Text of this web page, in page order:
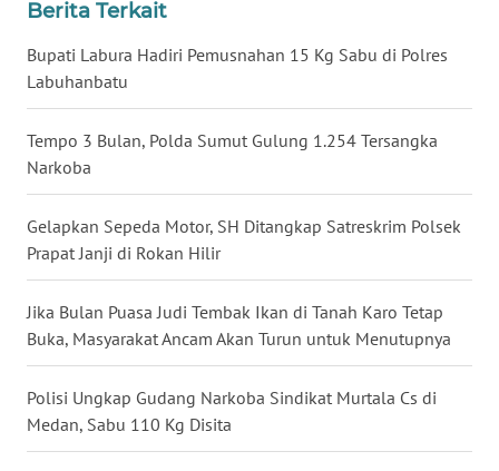
Berita Terkait
Bupati Labura Hadiri Pemusnahan 15 Kg Sabu di Polres
Labuhanbatu
Tempo 3 Bulan, Polda Sumut Gulung 1.254 Tersangka
Narkoba
Gelapkan Sepeda Motor, SH Ditangkap Satreskrim Polsek
Prapat Janji di Rokan Hilir
Jika Bulan Puasa Judi Tembak Ikan di Tanah Karo Tetap
Buka, Masyarakat Ancam Akan Turun untuk Menutupnya
Polisi Ungkap Gudang Narkoba Sindikat Murtala Cs di
Medan, Sabu 110 Kg Disita
GORONTALO
WN
SULUT
WN
MALUKU
WN
WN
DAIRI
DANAU